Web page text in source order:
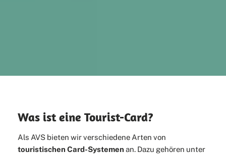
Was ist eine Tourist-Card?
Als AVS bieten wir verschiedene Arten von
touristischen Card-Systemen an. Dazu gehören unter